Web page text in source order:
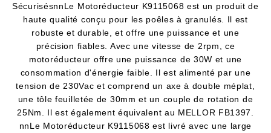
SécurisésnnLe Motoréducteur K9115068 est un produit de
haute qualité conçu pour les poêles à granulés. Il est
robuste et durable, et offre une puissance et une
précision fiables. Avec une vitesse de 2rpm, ce
motoréducteur offre une puissance de 30W et une
consommation d'énergie faible. Il est alimenté par une
tension de 230Vac et comprend un axe à double méplat,
une tôle feuilletée de 30mm et un couple de rotation de
25Nm. Il est également équivalent au MELLOR FB1397.
nnLe Motoréducteur K9115068 est livré avec une large